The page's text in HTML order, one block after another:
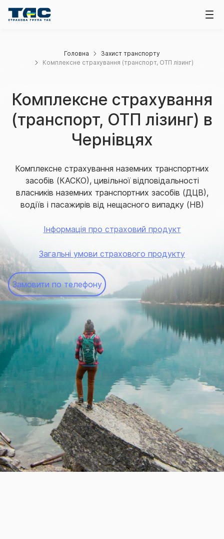
Головна
Захист транспорту
Комплексне страхування (транспорт, ОТП лізинг)
Комплексне страхування
(транспорт, ОТП лізинг) в
Чернівцях
Комплексне страхування наземних транспортних
засобів (КАСКО), цивільної відповідальності
власників наземних транспортних засобів (ДЦВ),
водіїв і пасажирів від нещасного випадку (НВ)
Інформація про страховий продукт
Загальні умови страхового продукту
Замовити по телефону